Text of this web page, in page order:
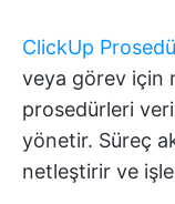
ClickUp
veya görev için
prosedürleri
yönetir. Süreç
netleştirir ve